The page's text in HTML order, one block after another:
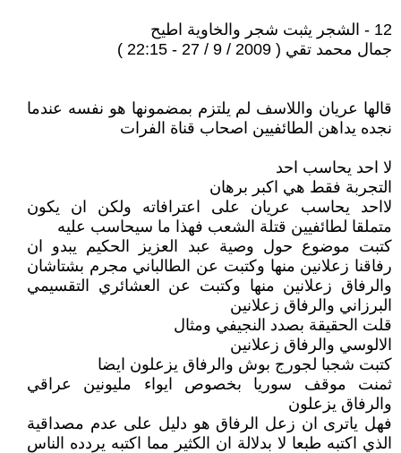
12 - الشجر يثبت شجر والخاوية اطيح
جمال محمد تقي ( 2009 / 9 / 27 - 22:15 )
قالها عريان واللاسف لم يلتزم بمضمونها هو نفسه عندما
نجده يداهن الطائفيين اصحاب قناة الفرات
لا احد يحاسب احد
التجربة فقط هي اكبر برهان
لااحد يحاسب عريان على اعترافاته ولكن ان يكون
متملقا لطائفيين قتلة الشعب فهذا ما سيحاسب عليه
كتبت موضوع حول وصية عبد العزيز الحكيم يبدو ان
رفاقنا زعلانين منها وكتبت عن الطالباني مجرم بشتاشان
والرفاق زعلانين منها وكتبت عن العشائري التقسيمي
البرزاني والرفاق زعلانين
قلت الحقيقة بصدد النجيفي ومثال
الالوسي والرفاق زعلانين
كتبت شجبا لجورج بوش والرفاق يزعلون ايضا
ثمنت موقف سوريا بخصوص ايواء مليونين عراقي
والرفاق يزعلون
فهل ياترى ان زعل الرفاق هو دليل على عدم مصداقية
الذي اكتبه طبعا لا بدلالة ان الكثير مما اكتبه يردده الناس